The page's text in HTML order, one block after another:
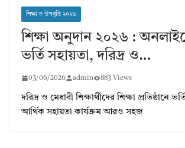
শিক্ষা ও উপবৃত্তি ২০২৬
শিক্ষা অনুদান ২০২৬ :
ভর্তি সহায়তা, দরিদ্র ও…
03/06/2026 admin 883 Views
দরিদ্র ও মেধাবী শিক্ষার্থীদের শিক্ষা প্রতিষ্ঠানে
আর্থিক সহায়তা কার্যক্রম আরও সহজ